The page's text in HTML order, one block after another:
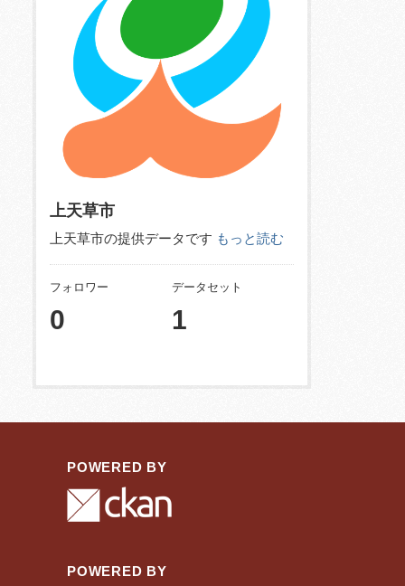
上天草市
上天草市の提供データです もっと読む
フォロワー
0
データセット
1
POWERED BY
POWERED BY